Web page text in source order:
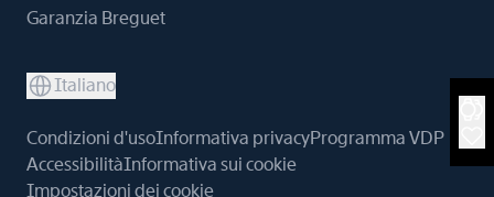
Garanzia Breguet
Italiano
Condizioni d'usoInformativa privacyProgramma VDP
AccessibilitàInformativa sui cookie
Impostazioni dei cookie